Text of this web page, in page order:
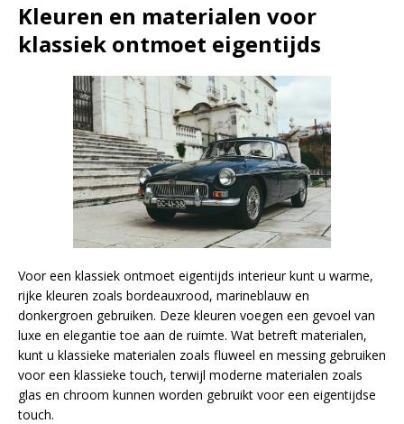
Kleuren en materialen voor
klassiek ontmoet eigentijds
Voor een klassiek ontmoet eigentijds interieur kunt u warme,
rijke kleuren zoals bordeauxrood, marineblauw en
donkergroen gebruiken. Deze kleuren voegen een gevoel van
luxe en elegantie toe aan de ruimte. Wat betreft materialen,
kunt u klassieke materialen zoals fluweel en messing gebruiken
voor een klassieke touch, terwijl moderne materialen zoals
glas en chroom kunnen worden gebruikt voor een eigentijdse
touch.